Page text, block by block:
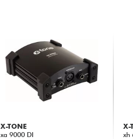
X-TONE
xa 9000 DI
X-
xh